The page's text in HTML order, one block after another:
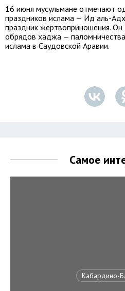
16 июня мусульмане отмечают
праздников ислама — Ид аль-
праздник жертвоприношения. Он
обрядов хаджа —
ислама в Саудовской Аравии.
Самое
Кабардино-